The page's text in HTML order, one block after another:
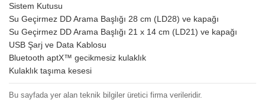
Sistem Kutusu
Su Geçirmez DD Arama Başlığı 28 cm (LD28) ve kapağı
Su Geçirmez DD Arama Başlığı 21 x 14 cm (LD21) ve kapağı
USB Şarj ve Data Kablosu
Bluetooth aptX™ gecikmesiz kulaklık
Kulaklık taşıma kesesi
Bu sayfada yer alan teknik bilgiler üretici firma verileridir.